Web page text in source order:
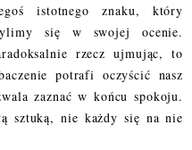
istotnego znaku, który
się w swojej ocenie.
rzecz ujmując, to
potrafi oczyścić nasz
zaznać w końcu spokoju.
sztuką, nie każdy się na nie